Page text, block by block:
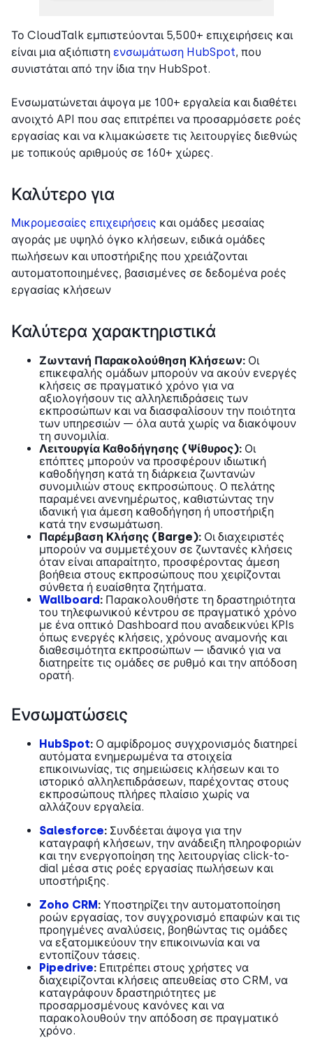
Το CloudTalk εμπιστεύονται 5,500+ επιχειρήσεις και
είναι μια αξιόπιστη ενσωμάτωση HubSpot, που
συνιστάται από την ίδια την HubSpot.
Ενσωματώνεται άψογα με 100+ εργαλεία και διαθέτει
ανοιχτό API που σας επιτρέπει να προσαρμόσετε ροές
εργασίας και να κλιμακώσετε τις λειτουργίες διεθνώς
με τοπικούς αριθμούς σε 160+ χώρες.
Καλύτερο για
Μικρομεσαίες επιχειρήσεις και ομάδες μεσαίας
αγοράς με υψηλό όγκο κλήσεων, ειδικά ομάδες
πωλήσεων και υποστήριξης που χρειάζονται
αυτοματοποιημένες, βασισμένες σε δεδομένα ροές
εργασίας κλήσεων
Καλύτερα χαρακτηριστικά
Ζωντανή Παρακολούθηση Κλήσεων: Οι
επικεφαλής ομάδων μπορούν να ακούν ενεργές
κλήσεις σε πραγματικό χρόνο για να
αξιολογήσουν τις αλληλεπιδράσεις των
εκπροσώπων και να διασφαλίσουν την ποιότητα
των υπηρεσιών — όλα αυτά χωρίς να διακόψουν
τη συνομιλία.
Λειτουργία Καθοδήγησης (Ψίθυρος): Οι
επόπτες μπορούν να προσφέρουν ιδιωτική
καθοδήγηση κατά τη διάρκεια ζωντανών
συνομιλιών στους εκπροσώπους. Ο πελάτης
παραμένει ανενημέρωτος, καθιστώντας την
ιδανική για άμεση καθοδήγηση ή υποστήριξη
κατά την ενσωμάτωση.
Παρέμβαση Κλήσης (Barge): Οι διαχειριστές
μπορούν να συμμετέχουν σε ζωντανές κλήσεις
όταν είναι απαραίτητο, προσφέροντας άμεση
βοήθεια στους εκπροσώπους που χειρίζονται
σύνθετα ή ευαίσθητα ζητήματα.
Wallboard: Παρακολουθήστε τη δραστηριότητα
του τηλεφωνικού κέντρου σε πραγματικό χρόνο
με ένα οπτικό Dashboard που αναδεικνύει KPIs
όπως ενεργές κλήσεις, χρόνους αναμονής και
διαθεσιμότητα εκπροσώπων — ιδανικό για να
διατηρείτε τις ομάδες σε ρυθμό και την απόδοση
ορατή.
Ενσωματώσεις
HubSpot: Ο αμφίδρομος συγχρονισμός διατηρεί
αυτόματα ενημερωμένα τα στοιχεία
επικοινωνίας, τις σημειώσεις κλήσεων και το
ιστορικό αλληλεπιδράσεων, παρέχοντας στους
εκπροσώπους πλήρες πλαίσιο χωρίς να
αλλάζουν εργαλεία.
Salesforce: Συνδέεται άψογα για την
καταγραφή κλήσεων, την ανάδειξη πληροφοριών
και την ενεργοποίηση της λειτουργίας click-to-
dial μέσα στις ροές εργασίας πωλήσεων και
υποστήριξης.
Zoho CRM: Υποστηρίζει την αυτοματοποίηση
ροών εργασίας, τον συγχρονισμό επαφών και τις
προηγμένες αναλύσεις, βοηθώντας τις ομάδες
να εξατομικεύουν την επικοινωνία και να
εντοπίζουν τάσεις.
Pipedrive: Επιτρέπει στους χρήστες να
διαχειρίζονται κλήσεις απευθείας στο CRM, να
καταγράφουν δραστηριότητες με
προσαρμοσμένους κανόνες και να
παρακολουθούν την απόδοση σε πραγματικό
χρόνο.